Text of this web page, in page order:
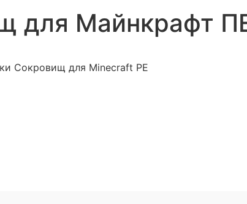
для Майнкрафт